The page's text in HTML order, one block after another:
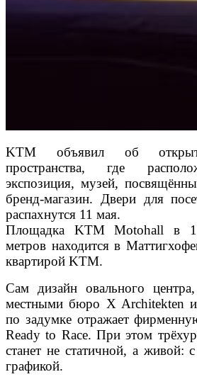
KTM объявил об
пространства, где
экспозиция, музей,
бренд-магазин. Двери для
распахнутся 11 мая.
Площадка KTM Motohall в
метров находится в
квартирой KTM.
Сам дизайн овального
местными бюро X Architekten
по задумке отражает
Ready to Race. При этом
станет не статичной, а живой:
графикой.